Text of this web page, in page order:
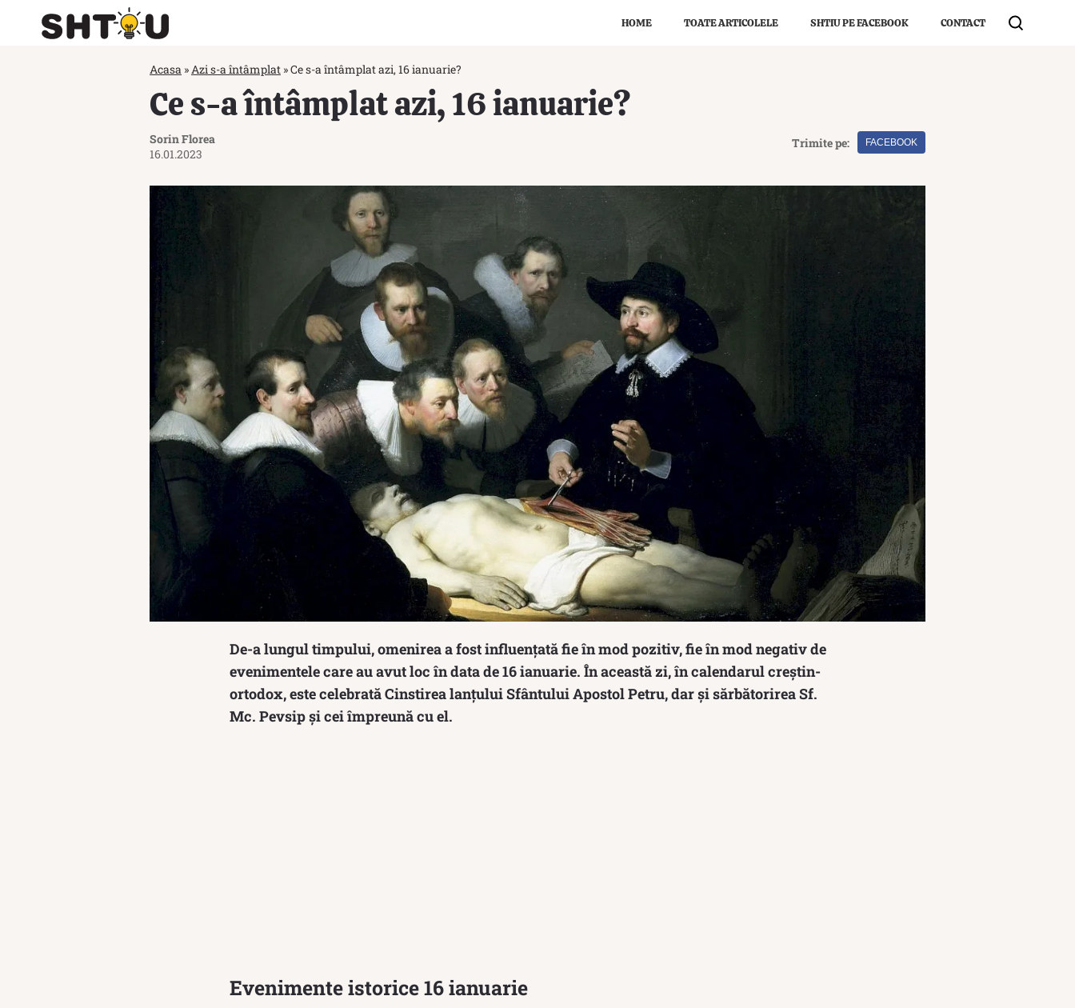
HOME TOATE ARTICOLELE SHTIU PE FACEBOOK CONTACT
Acasa »Azi s-a întâmplat »Ce s-a întâmplat azi, 16 ianuarie?
Ce s-a întâmplat azi, 16 ianuarie?
Sorin Florea
16.01.2023
Trimite pe: FACEBOOK
De-a lungul timpului, omenirea a fost influențată fie în mod pozitiv, fie în mod negativ de
evenimentele care au avut loc în data de 16 ianuarie. În această zi, în calendarul creștin-
ortodox, este celebrată Cinstirea lanțului Sfântului Apostol Petru, dar și sărbătorirea Sf.
Mc. Pevsip și cei împreună cu el.
Evenimente istorice 16 ianuarie